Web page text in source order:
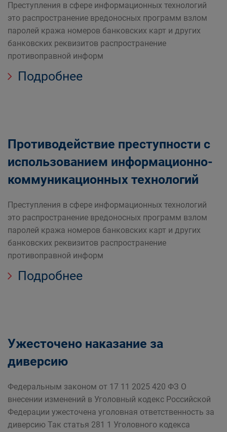
Преступления в сфере информационных технологий
это распространение вредоносных программ взлом
паролей кража номеров банковских карт и других
банковских реквизитов распространение
противоправной информ
Подробнее
Противодействие преступности с
использованием информационно-
коммуникационных технологий
Преступления в сфере информационных технологий
это распространение вредоносных программ взлом
паролей кража номеров банковских карт и других
банковских реквизитов распространение
противоправной информ
Подробнее
Ужесточено наказание за
диверсию
Федеральным законом от 17 11 2025 420 ФЗ О
внесении изменений в Уголовный кодекс Российской
Федерации ужесточена уголовная ответственность за
диверсию Так статья 281 1 Уголовного кодекса